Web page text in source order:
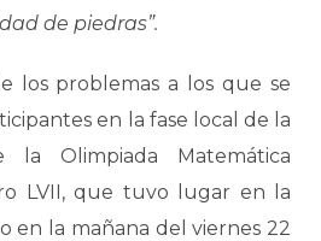
de piedras”.
los problemas a los que se
en la fase local de la
la Olimpiada Matemática
LVII, que tuvo lugar en la
en la mañana del viernes 22